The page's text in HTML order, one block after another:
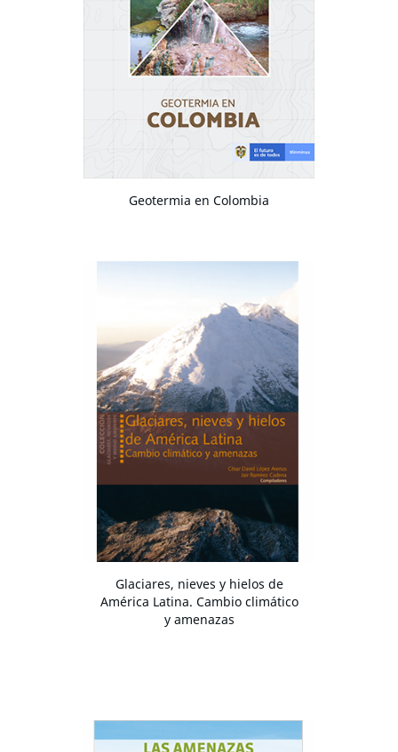
Geotermia en Colombia
Glaciares, nieves y hielos de
América Latina. Cambio climático
y amenazas